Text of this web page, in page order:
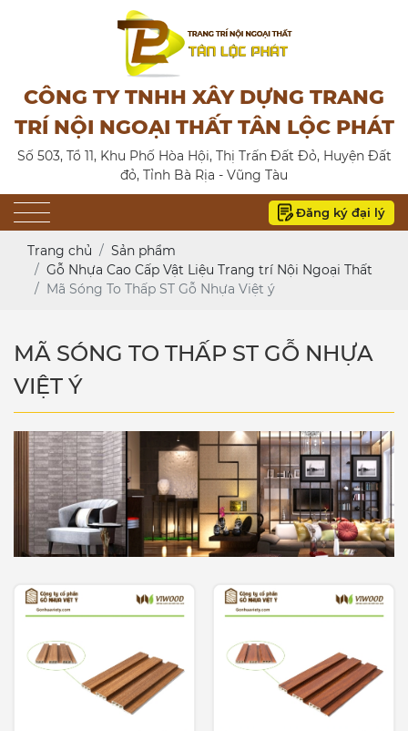
CÔNG TY TNHH XÂY DỰNG TRANG
TRÍ NỘI NGOẠI THẤT TÂN LỘC PHÁT
Số 503, Tổ 11, Khu Phố Hòa Hội, Thị Trấn Đất Đỏ, Huyện Đất
đỏ, Tỉnh Bà Rịa - Vũng Tàu
Đăng ký đại lý
Trang chủ
Sản phẩm
Gỗ Nhựa Cao Cấp Vật Liệu Trang trí Nội Ngoại Thất
Mã Sóng To Thấp ST Gỗ Nhựa Việt ý
MÃ SÓNG TO THẤP ST GỖ NHỰA
VIỆT Ý